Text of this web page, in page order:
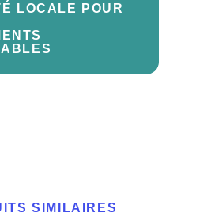
LOCALE POUR
SIMILAIRES